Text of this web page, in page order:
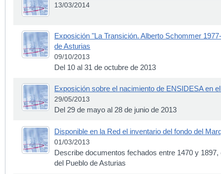
13/03/2014
Exposición "La Transición. Alberto Schommer
de Asturias
09/10/2013
Del 10 al 31 de octubre de 2013
Exposición sobre el nacimiento de ENSIDESA en
29/05/2013
Del 29 de mayo al 28 de junio de 2013
Disponible en la Red el inventario del fondo del
01/03/2013
Describe documentos fechados entre 1470 y
del Pueblo de Asturias